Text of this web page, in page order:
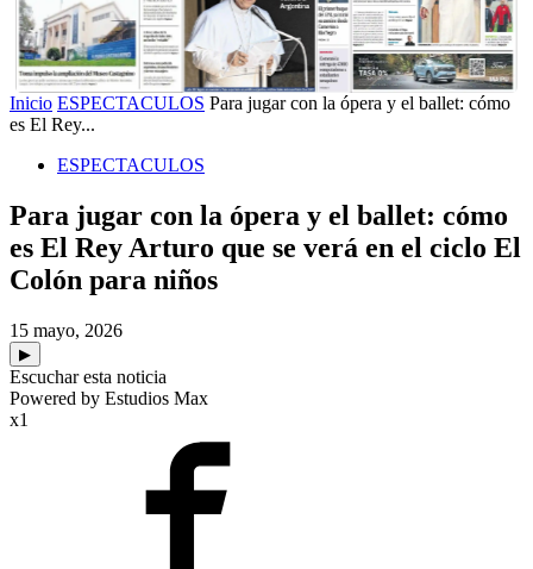
Inicio ESPECTACULOS Para jugar con la ópera y el ballet: cómo
es El Rey...
ESPECTACULOS
Para jugar con la ópera y el ballet: cómo
es El Rey Arturo que se verá en el ciclo El
Colón para niños
15 mayo, 2026
▶
Escuchar esta noticia
Powered by Estudios Max
x1